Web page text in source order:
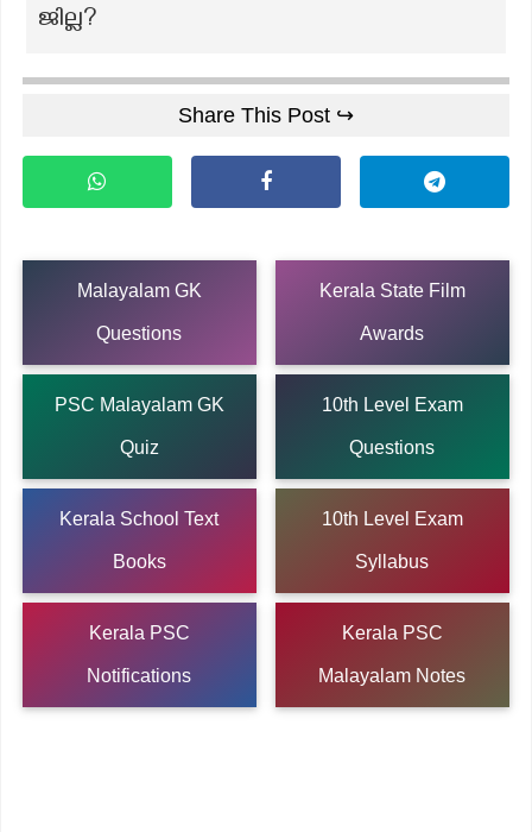
ജില്ല?
Share This Post ↪
Malayalam GK
Questions
Kerala State Film
Awards
PSC Malayalam GK
Quiz
10th Level Exam
Questions
Kerala School Text
Books
10th Level Exam
Syllabus
Kerala PSC
Notifications
Kerala PSC
Malayalam Notes